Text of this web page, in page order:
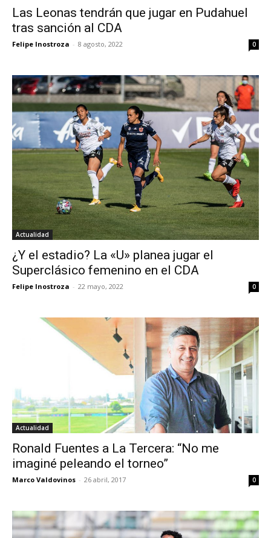
Las Leonas tendrán que jugar en Pudahuel
tras sanción al CDA
Felipe Inostroza - 8 agosto, 2022 0
Actualidad
¿Y el estadio? La «U» planea jugar el
Superclásico femenino en el CDA
Felipe Inostroza - 22 mayo, 2022 0
Actualidad
Ronald Fuentes a La Tercera: “No me
imaginé peleando el torneo”
Marco Valdovinos - 26 abril, 2017 0